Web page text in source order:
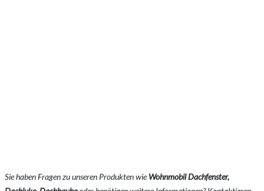
Sie haben Fragen zu unseren Produkten wieWohnmobil Dachfenster,